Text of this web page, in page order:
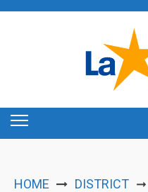
HOME DISTRICT ➞